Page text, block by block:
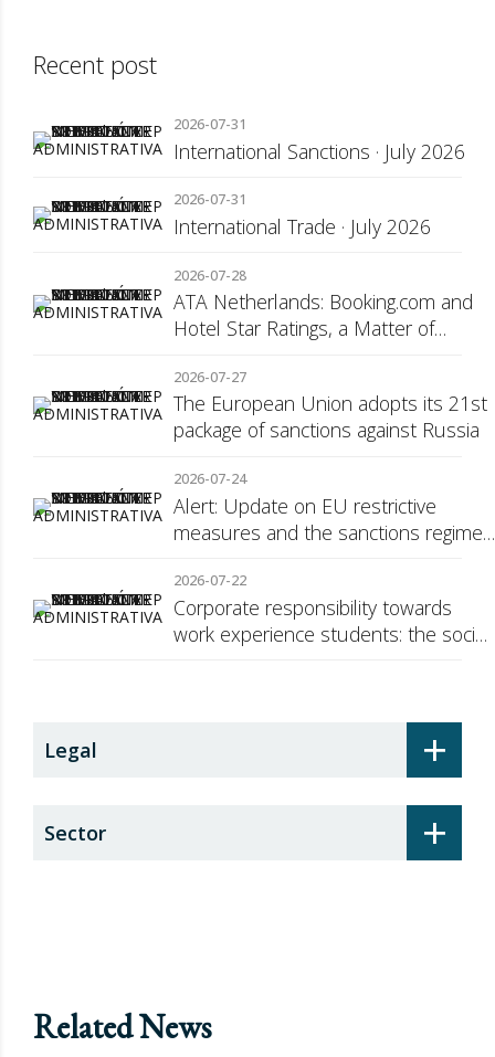
Recent post
2026-07-31
International Sanctions · July 2026
2026-07-31
International Trade · July 2026
2026-07-28
ATA Netherlands: Booking.com and
Hotel Star Ratings, a Matter of
2026-07-27
The European Union adopts its 21st
package of sanctions against Russia
2026-07-24
Alert: Update on EU restrictive
measures and the sanctions regime
2026-07-22
Corporate responsibility towards
work experience students: the social
+
Legal
+
Sector
Related News